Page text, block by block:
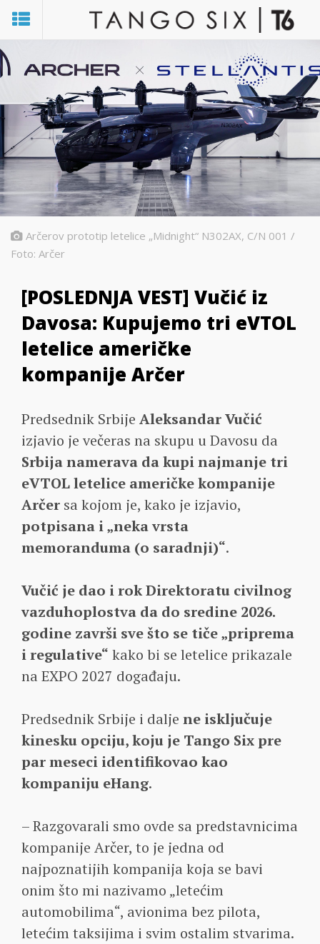
Arčerov prototip letelice „Midnight“ N302AX, C/N 001 /
Foto: Arčer
[POSLEDNJA VEST] Vučić iz
Davosa: Kupujemo tri eVTOL
letelice američke
kompanije Arčer
Predsednik Srbije Aleksandar Vučić
izjavio je večeras na skupu u Davosu da
Srbija namerava da kupi najmanje tri
eVTOL letelice američke kompanije
Arčer sa kojom je, kako je izjavio,
potpisana i „neka vrsta
memoranduma (o saradnji)“.
Vučić je dao i rok Direktoratu civilnog
vazduhoplostva da do sredine 2026.
godine završi sve što se tiče „priprema
i regulative“ kako bi se letelice prikazale
na EXPO 2027 događaju.
Predsednik Srbije i dalje ne isključuje
kinesku opciju, koju je Tango Six pre
par meseci identifikovao kao
kompaniju eHang.
– Razgovarali smo ovde sa predstavnicima
kompanije Arčer, to je jedna od
najpoznatijih kompanija koja se bavi
onim što mi nazivamo „letećim
automobilima“, avionima bez pilota,
letećim taksijima i svim ostalim stvarima.